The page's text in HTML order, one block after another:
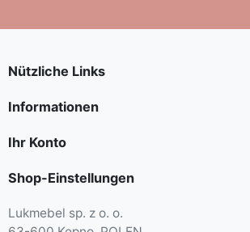
Nützliche Links
Informationen
Ihr Konto
Shop-Einstellungen
Lukmebel sp. z o. o.